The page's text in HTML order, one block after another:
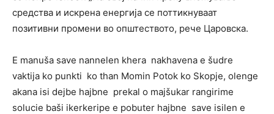
средства и искрена енергија се поттикнуваат
позитивни промени во општеството, рече Царовска.
E manuša save nannelen khera nakhavena e šudre
vaktija ko punkti ko than Momin Potok ko Skopje, olenge
akana isi dejbe hajbne prekal o majšukar rangirime
solucie baši ikerkeripe e pobuter hajbne save isilen e